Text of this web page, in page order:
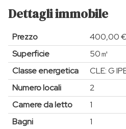
Dettagli immobile
Prezzo
400,00
Superficie
50㎡
Classe energetica
CLE: G
Numero locali
2
Camere da letto
1
Bagni
1